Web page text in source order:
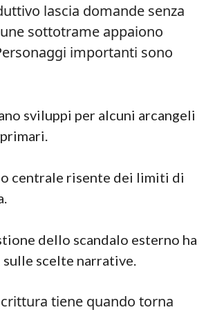
lascia domande senza
sottotrame appaiono
importanti sono
sviluppi per alcuni arcangeli
centrale risente dei limiti di
dello scandalo esterno ha
sulle scelte narrative.
tiene quando torna